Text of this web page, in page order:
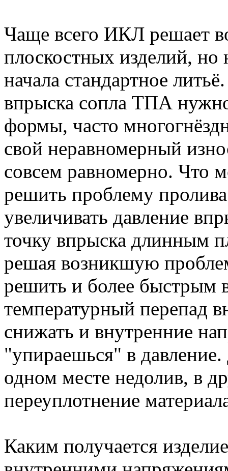
Чаще всего ИКЛ решает
плоскостных изделий, но
начала стандартное
впрыска сопла ТПА
формы, часто
свой неравномерный
совсем равномерно. Что
решить проблему
увеличивать давление
точку впрыска длинным
решая возникшую
решить и более быстрым
температурный перепад
снижать и внутренние
"упираешься" в
одном месте недолив, в
переуплотнение
Каким получается